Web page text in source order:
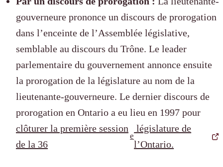
gouverneure prononce un discours de prorogation
dans l’enceinte de l’Assemblée législative,
semblable au discours du Trône. Le leader
parlementaire du gouvernement annonce ensuite
la prorogation de la législature au nom de la
lieutenante-gouverneure. Le dernier discours de
prorogation en Ontario a eu lieu en 1997 pour
clôturer la première session
de la 36
e
législature de
l’Ontario.